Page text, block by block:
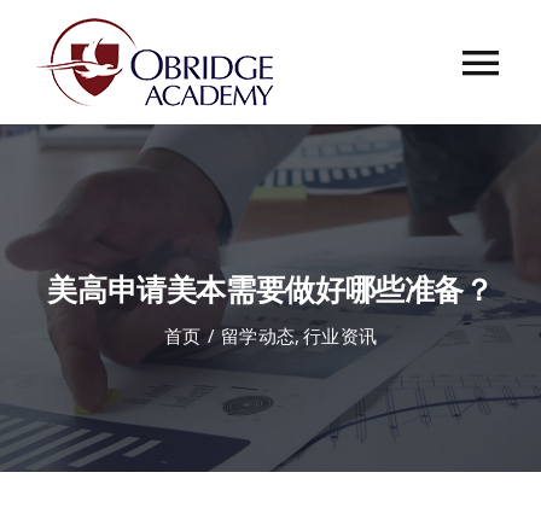
首页
欧桥介绍
课程中心
合作伙伴
美高申请美本需要做好哪些准备？
首页 留学动态 行业资讯